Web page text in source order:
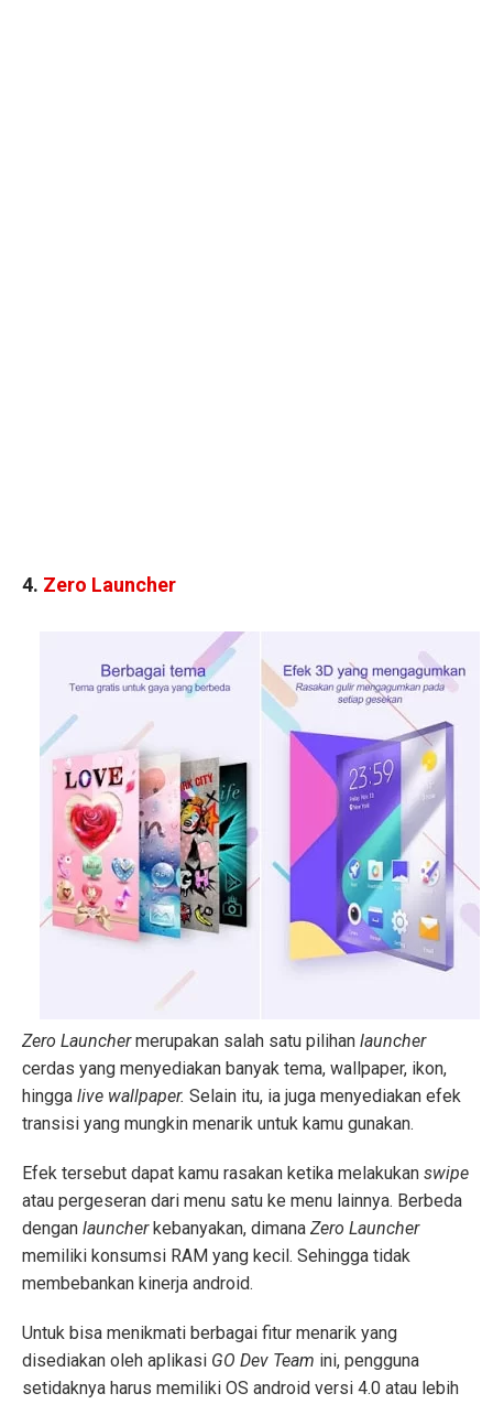
4. Zero Launcher
Zero Launchermerupakan salah satu pilihan launcher
cerdas yang menyediakan banyak tema, wallpaper, ikon,
hingga live wallpaper. Selain itu, ia juga menyediakan efek
transisi yang mungkin menarik untuk kamu gunakan.
Efek tersebut dapat kamu rasakan ketika melakukan swipe
atau pergeseran dari menu satu ke menu lainnya. Berbeda
dengan launcher kebanyakan, dimana Zero Launcher
memiliki konsumsi RAM yang kecil. Sehingga tidak
membebankan kinerja android.
Untuk bisa menikmati berbagai fitur menarik yang
disediakan oleh aplikasi GO Dev Team ini, pengguna
setidaknya harus memiliki OS android versi 4.0 atau lebih